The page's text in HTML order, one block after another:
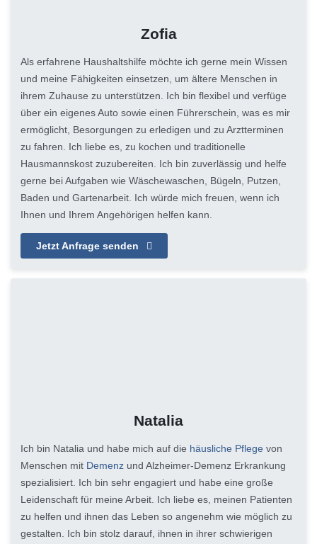
Zofia
Als erfahrene Haushaltshilfe möchte ich gerne mein Wissen
und meine Fähigkeiten einsetzen, um ältere Menschen in
ihrem Zuhause zu unterstützen. Ich bin flexibel und verfüge
über ein eigenes Auto sowie einen Führerschein, was es mir
ermöglicht, Besorgungen zu erledigen und zu Arztterminen
zu fahren. Ich liebe es, zu kochen und traditionelle
Hausmannskost zuzubereiten. Ich bin zuverlässig und helfe
gerne bei Aufgaben wie Wäschewaschen, Bügeln, Putzen,
Baden und Gartenarbeit. Ich würde mich freuen, wenn ich
Ihnen und Ihrem Angehörigen helfen kann.
Jetzt Anfrage senden
Natalia
Ich bin Natalia und habe mich auf die häusliche Pflege von
Menschen mit Demenz und Alzheimer-Demenz Erkrankung
spezialisiert. Ich bin sehr engagiert und habe eine große
Leidenschaft für meine Arbeit. Ich liebe es, meinen Patienten
zu helfen und ihnen das Leben so angenehm wie möglich zu
gestalten. Ich bin stolz darauf, ihnen in ihrer schwierigen